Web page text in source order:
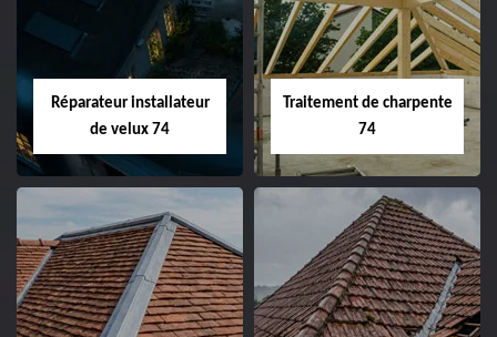
Réparateur installateur
de velux 74
Traitement de charpente
74